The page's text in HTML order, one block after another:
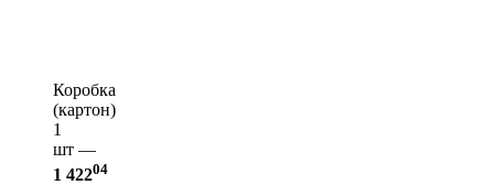
Коробка
(картон)
1
шт —
1 42204